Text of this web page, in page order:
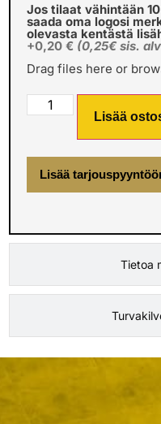
Tietoa
Jos tilaat vähintään
saada oma logosi
olevasta kentästä
+0,20 € (0,25€ sis.
Drag files here or
Lisää
Lisää